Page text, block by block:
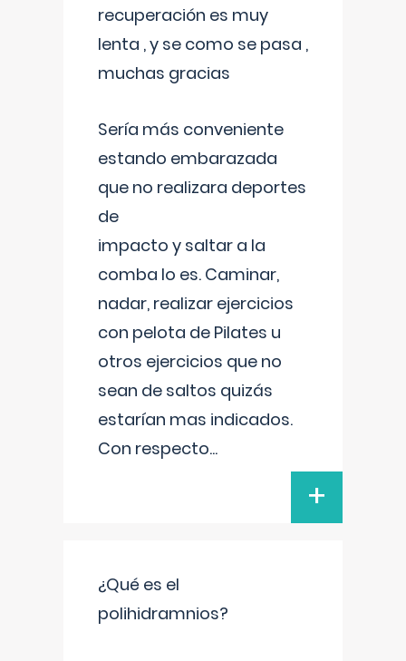
recuperación es muy
lenta , y se como se pasa ,
muchas gracias
Sería más conveniente
estando embarazada
que no realizara deportes
de
impacto y saltar a la
comba lo es. Caminar,
nadar, realizar ejercicios
con pelota de Pilates u
otros ejercicios que no
sean de saltos quizás
estarían mas indicados.
Con respecto...
+
¿Qué es el
polihidramnios?